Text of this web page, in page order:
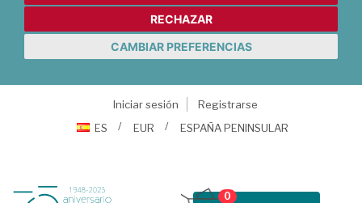
RECHAZAR
CAMBIAR PREFERENCIAS
Iniciar sesión
Registrarse
ES
EUR ESPAÑA PENINSULAR
0